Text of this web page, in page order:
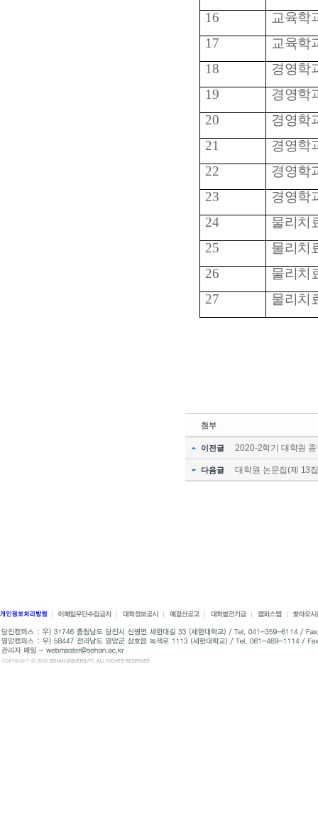
16
교육학
17
교육학
18
경영학
19
경영학
20
경영학
21
경영학
22
경영학
23
경영학
24
물리치
25
물리치
26
물리치
27
물리치
첨부
이전글 2020-2학기 대학원
다음글 대학원 논문집(제 13